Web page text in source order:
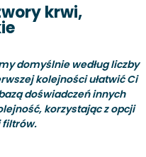
krwi,
domyślnie według liczby
kolejności ułatwić Ci
doświadczeń innych
korzystając z opcji
filtrów.